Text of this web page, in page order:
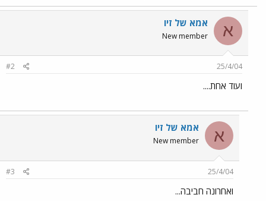
א אמא של זיו
New member
25/4/04
#2
ועוד אחת....
א אמא של זיו
New member
25/4/04
#3
ואחרונה חביבה...